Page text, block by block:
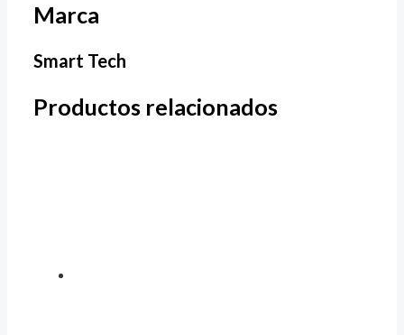
Marca
Smart Tech
Productos relacionados